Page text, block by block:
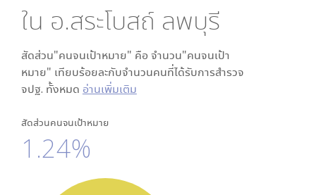
ใน อ.สระโบสถ์ ลพบุรี
สัดส่วน"คนจนเป้าหมาย" คือ จำนวน"คนจนเป้า
หมาย" เทียบร้อยละกับจำนวนคนที่ได้รับการสำรวจ
จปฐ. ทั้งหมด อ่านเพิ่มเติม
สัดส่วนคนจนเป้าหมาย
1.24%